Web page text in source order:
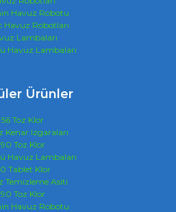
Havuz Robotu
Havuz Robotları
Lambaları
Havuz Lambaları
Ürünler
56 Toz Klor
Kenar Izgaraları
90 Toz Klor
Havuz Lambaları
Tablet Klor
Temizleme Asiti
90 Toz Klor
Havuz Robotu